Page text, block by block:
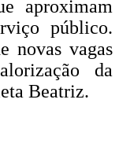
aproximam
público.
novas vagas
da
Beatriz.